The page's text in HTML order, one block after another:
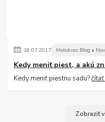
18.07.2017 Motokros Blog a
Kedy meniť piest, a akú
Kedy meniť piestnu sadu?
Zobraziť